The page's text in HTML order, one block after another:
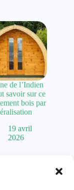
de l’Indien
savoir sur ce
bois par
19 avril
2026